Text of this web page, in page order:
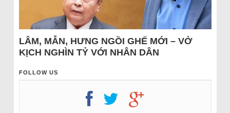
LÂM, MẪN, HƯNG NGỒI GHẾ MỚI – VỞ
KỊCH NGHÌN TỶ VỚI NHÂN DÂN
FOLLOW US